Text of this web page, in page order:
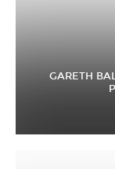
GARETH